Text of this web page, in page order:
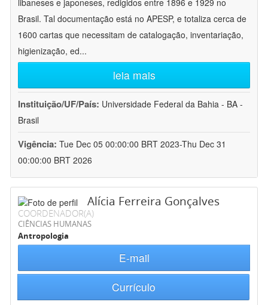
libaneses e japoneses, redigidos entre 1896 e 1929 no
Brasil. Tal documentação está no APESP, e totaliza cerca de
1600 cartas que necessitam de catalogação, inventariação,
higienização, ed...
leia mais
Instituição/UF/País: Universidade Federal da Bahia - BA -
Brasil
Vigência: Tue Dec 05 00:00:00 BRT 2023-Thu Dec 31
00:00:00 BRT 2026
Alícia Ferreira Gonçalves
COORDENADOR(A)
CIÊNCIAS HUMANAS
Antropologia
E-mail
Currículo